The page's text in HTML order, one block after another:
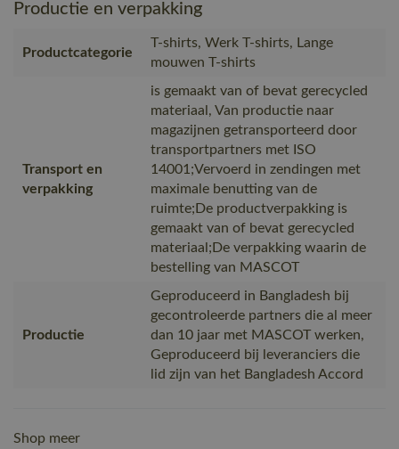
Productie en verpakking
Productcategorie
T-shirts, Werk T-shirts, Lange
mouwen T-shirts
Transport en
verpakking
is gemaakt van of bevat gerecycled
materiaal, Van productie naar
magazijnen getransporteerd door
transportpartners met ISO
14001;Vervoerd in zendingen met
maximale benutting van de
ruimte;De productverpakking is
gemaakt van of bevat gerecycled
materiaal;De verpakking waarin de
bestelling van MASCOT
Productie
Geproduceerd in Bangladesh bij
gecontroleerde partners die al meer
dan 10 jaar met MASCOT werken,
Geproduceerd bij leveranciers die
lid zijn van het Bangladesh Accord
Shop meer